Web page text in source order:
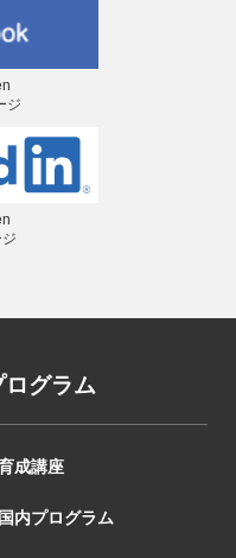
ジ
ログラム
成講座
国内プログラム